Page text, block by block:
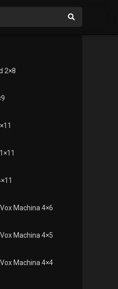
2×8
Machina 4×6
Machina 4×5
Machina 4×4